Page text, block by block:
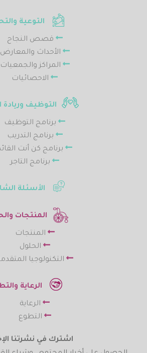
التوعية
قصص النجاح
الأحداث والمعارض
المراكز والجمعيات
الاحصائيات
التوظيف وريادة
برنامج التوظيف
برنامج التدريب
برنامج كن أنت
برنامج التاجر
الأسئلة
المنتجات
المنتجات
الحلول
التكنولوجيا
الرعاية
الرعاية
التطوع
اشترك في نشرتنا